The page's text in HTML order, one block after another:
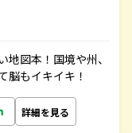
図本！国境や州、
脳もイキイキ！
詳細を見る